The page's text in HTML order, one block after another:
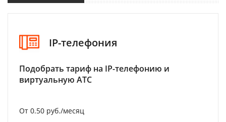
IP-телефония
Подобрать тариф на IP-телефонию и
виртуальную АТС
От 0.50 руб./месяц